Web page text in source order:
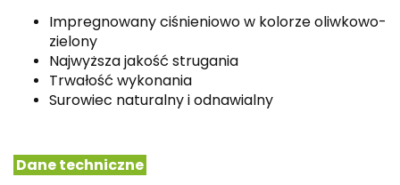
Impregnowany ciśnieniowo w kolorze oliwkowo-
zielony
Najwyższa jakość strugania
Trwałość wykonania
Surowiec naturalny i odnawialny
Dane techniczne